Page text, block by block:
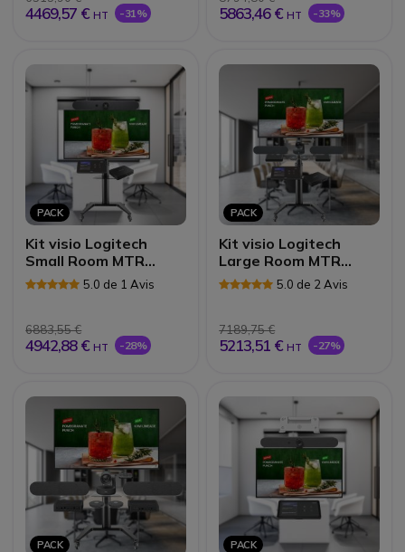
4469,57 € HT -31% 5863,46 € HT -33%
PACK
Kit visio Logitech
Small Room MTR
Windows5.0 de 1 Avis
6883,55 €
4942,88 € HT -28%
PACK
Kit visio Logitech
Large Room MTR
Windows5.0 de 2 Avis
7189,75 €
5213,51 € HT -27%
PACK PACK